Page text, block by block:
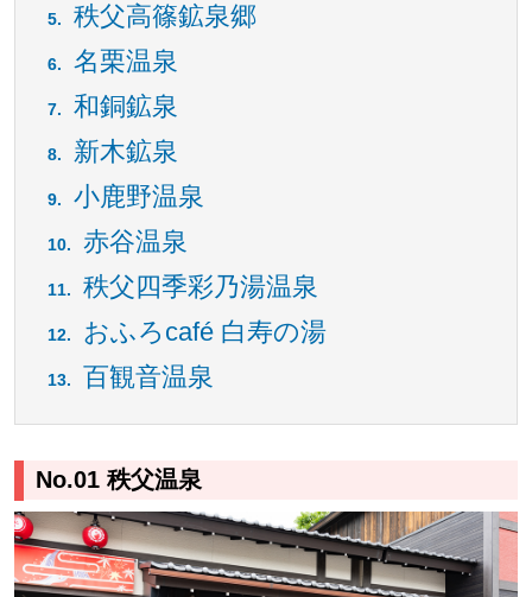
秩父高篠鉱泉郷
名栗温泉
和銅鉱泉
新木鉱泉
小鹿野温泉
赤谷温泉
秩父四季彩乃湯温泉
おふろcafé 白寿の湯
百観音温泉
No.01 秩父温泉